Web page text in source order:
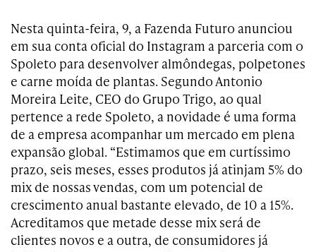
Nesta quinta-feira, 9, a Fazenda Futuro anunciou
em sua conta oficial do Instagram a parceria com o
Spoleto para desenvolver almôndegas, polpetones
e carne moída de plantas. Segundo Antonio
Moreira Leite, CEO do Grupo Trigo, ao qual
pertence a rede Spoleto, a novidade é uma forma
de a empresa acompanhar um mercado em plena
expansão global. “Estimamos que em curtíssimo
prazo, seis meses, esses produtos já atinjam 5% do
mix de nossas vendas, com um potencial de
crescimento anual bastante elevado, de 10 a 15%.
Acreditamos que metade desse mix será de
clientes novos e a outra, de consumidores já